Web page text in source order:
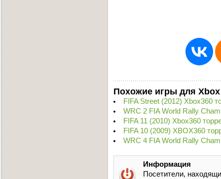
Похожие игры для Xbox
FIFA Street (2012) Xbox360
WRC 2 FIA World Rally
FIFA 11 (2010) Xbox360
FIFA 10 (2009) XBOX360
WRC 4 FIA World Rally
Информация
Посетители,